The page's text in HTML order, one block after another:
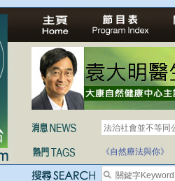
法治社會並不等同
《自然療法與你》